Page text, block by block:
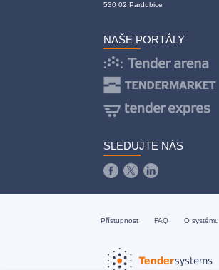
530 02 Pardubice
NAŠE PORTÁLY
SLEDUJTE NÁS
Přístupnost FAQ O systému